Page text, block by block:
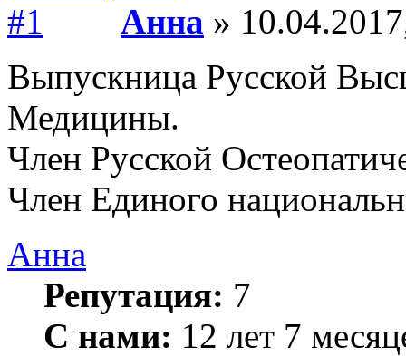
Анна »
Выпускница Русской
Медицины.
Член Русской
Член Единого
Анна
Репутация: 7
С нами: 12 лет 7